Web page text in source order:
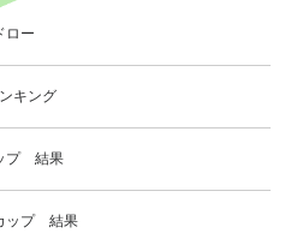
ー
キング
プ 結果
ップ 結果